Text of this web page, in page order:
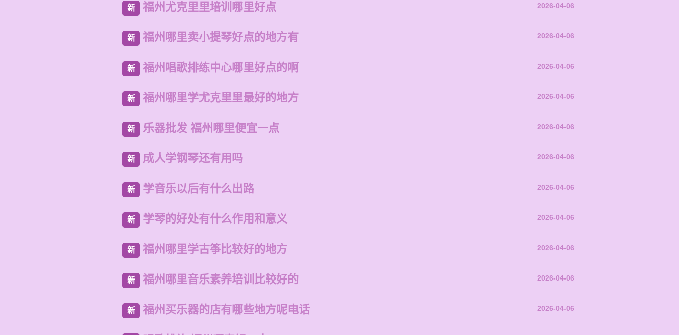
新 福州尤克里里培训哪里好点 2026-04-06
新 福州哪里卖小提琴好点的地方有 2026-04-06
新 福州唱歌排练中心哪里好点的啊 2026-04-06
新 福州哪里学尤克里里最好的地方 2026-04-06
新 乐器批发 福州哪里便宜一点 2026-04-06
新 成人学钢琴还有用吗 2026-04-06
新 学音乐以后有什么出路 2026-04-06
新 学琴的好处有什么作用和意义 2026-04-06
新 福州哪里学古筝比较好的地方 2026-04-06
新 福州哪里音乐素养培训比较好的 2026-04-06
新 福州买乐器的店有哪些地方呢电话 2026-04-06